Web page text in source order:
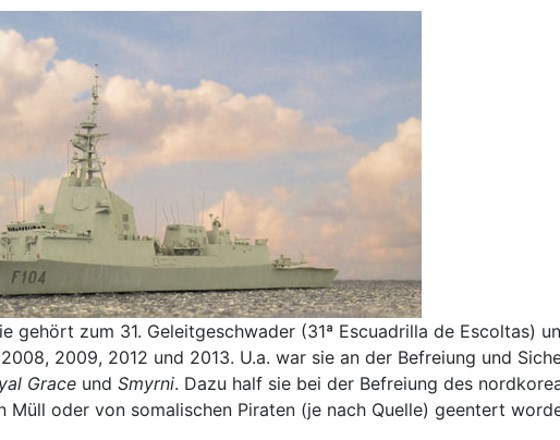
zum 31. Geleitgeschwader (31ª Escuadrilla de Escoltas)
2009, 2012 und 2013. U.a. war sie an der Befreiung und
Grace und Smyrni. Dazu half sie bei der Befreiung des
oder von somalischen Piraten (je nach Quelle) geentert